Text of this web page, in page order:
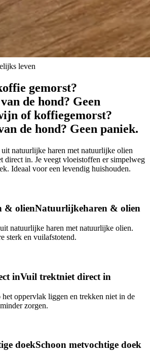
leven
gemorst?
de hond? Geen
of koffiegemorst?
de hond? Geen paniek.
natuurlijke haren met natuurlijke olien
direct in. Je veegt vloeistoffen er simpelweg
Ideaal voor een levendig huishouden.
& olienNatuurlijkeharen & olien
natuurlijke haren met natuurlijke olien.
sterk en vuilafstotend.
inVuil trektniet direct in
oppervlak liggen en trekken niet in de
zorgen.
doekSchoon metvochtige doek